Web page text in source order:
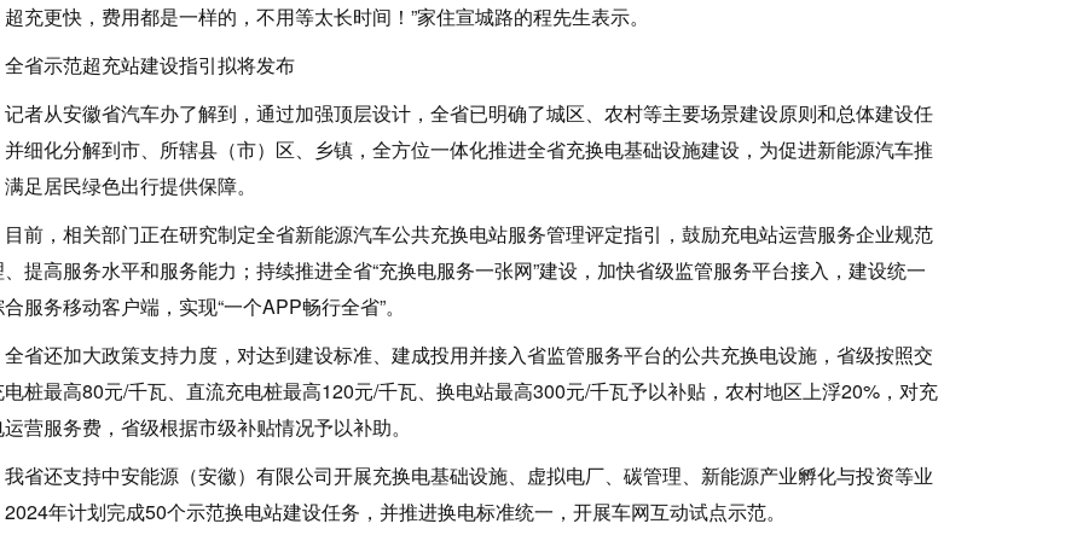
充更快，费用都是一样的，不用等太长时间！”家住宣城路的程先生表示。
示范超充站建设指引拟将发布
从安徽省汽车办了解到，通过加强顶层设计，全省已明确了城区、农村等主要场景建设原则和总体建设任
细化分解到市、所辖县（市）区、乡镇，全方位一体化推进全省充换电基础设施建设，为促进新能源汽车推
足居民绿色出行提供保障。
，相关部门正在研究制定全省新能源汽车公共充换电站服务管理评定指引，鼓励充电站运营服务企业规范
提高服务水平和服务能力；持续推进全省“充换电服务一张网”建设，加快省级监管服务平台接入，建设统一
服务移动客户端，实现“一个APP畅行全省”。
还加大政策支持力度，对达到建设标准、建成投用并接入省监管服务平台的公共充换电设施，省级按照交
桩最高80元/千瓦、直流充电桩最高120元/千瓦、换电站最高300元/千瓦予以补贴，农村地区上浮20%，对充
营服务费，省级根据市级补贴情况予以补助。
还支持中安能源（安徽）有限公司开展充换电基础设施、虚拟电厂、碳管理、新能源产业孵化与投资等业
年计划完成50个示范换电站建设任务，并推进换电标准统一，开展车网互动试点示范。